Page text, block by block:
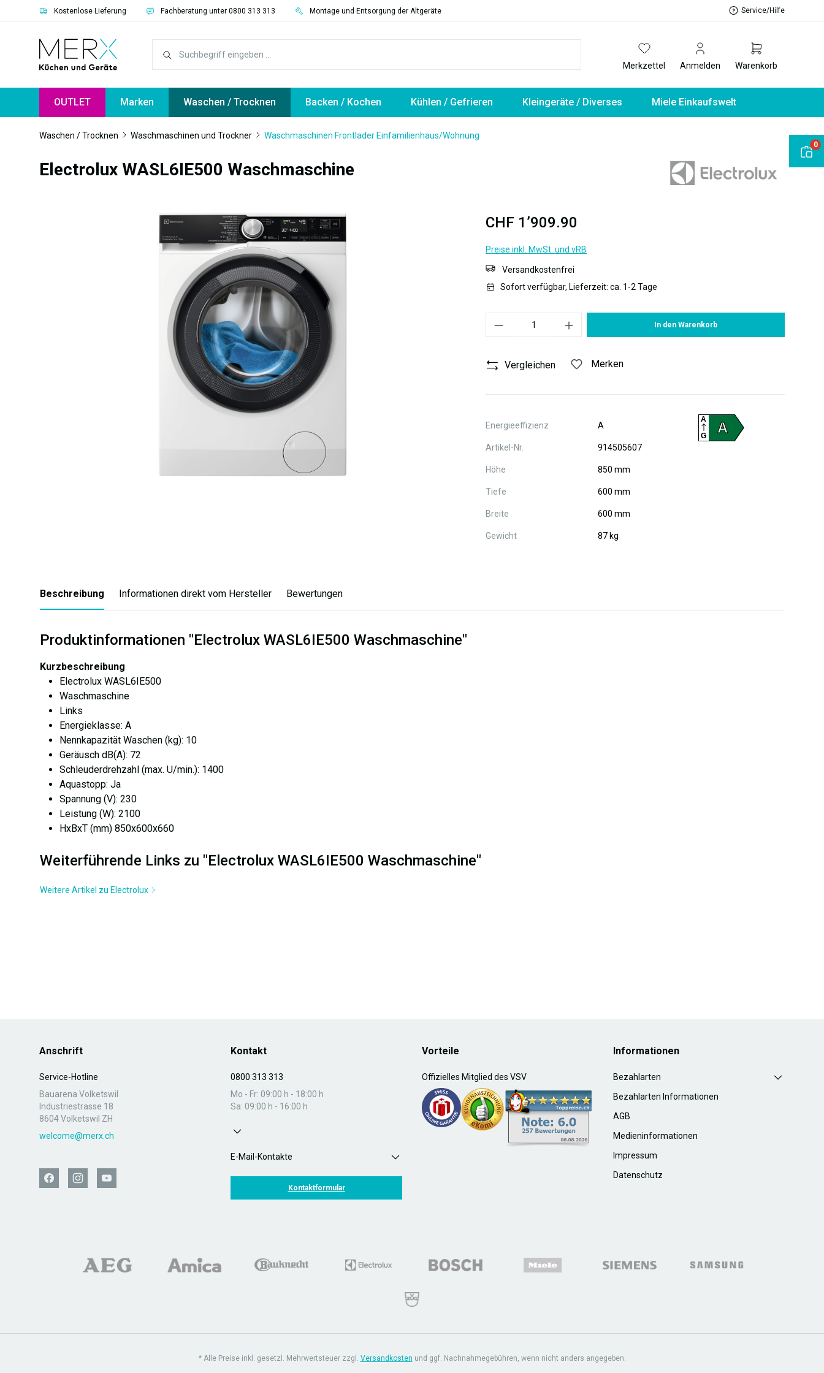
Zur Hauptnavigation springen
Kostenlose Lieferung Fachberatung unter 0800 313 313 Montage und Entsorgung der Altgeräte Service/Hilfe
Merkzettel Anmelden Warenkorb
OUTLET Marken Waschen / Trocknen Backen / Kochen Kühlen / Gefrieren Kleingeräte / Diverses Miele Einkaufswelt
Waschen / Trocknen Waschmaschinen und Trockner Waschmaschinen Frontlader Einfamilienhaus/Wohnung
Electrolux WASL6IE500 Waschmaschine
CHF 1’909.90
Preise inkl. MwSt. und vRB
Versandkostenfrei
Sofort verfügbar, Lieferzeit: ca. 1-2 Tage
In den Warenkorb
Vergleichen Merken
Energieeffizienz A
Artikel-Nr. 914505607
Höhe 850 mm
Tiefe 600 mm
Breite 600 mm
Gewicht 87 kg
A
A
G
Beschreibung Informationen direkt vom Hersteller Bewertungen
Produktinformationen "Electrolux WASL6IE500 Waschmaschine"
Kurzbeschreibung
Electrolux WASL6IE500
Waschmaschine
Links
Energieklasse: A
Nennkapazität Waschen (kg): 10
Geräusch dB(A): 72
Schleuderdrehzahl (max. U/min.): 1400
Aquastopp: Ja
Spannung (V): 230
Leistung (W): 2100
HxBxT (mm) 850x600x660
Weiterführende Links zu "Electrolux WASL6IE500 Waschmaschine"
Weitere Artikel zu Electrolux
Anschrift
Service-Hotline
Bauarena Volketswil
Industriestrasse 18
8604 Volketswil ZH
welcome@merx.ch
Kontakt
0800 313 313
Mo - Fr: 09:00 h - 18:00 h
Sa: 09:00 h - 16:00 h
E-Mail-Kontakte
Kontaktformular
Vorteile
Offizielles Mitglied des VSV
Informationen
Bezahlarten
Bezahlarten Informationen
AGB
Medieninformationen
Impressum
Datenschutz
* Alle Preise inkl. gesetzl. Mehrwertsteuer zzgl. Versandkosten und ggf. Nachnahmegebühren, wenn nicht anders angegeben.
0